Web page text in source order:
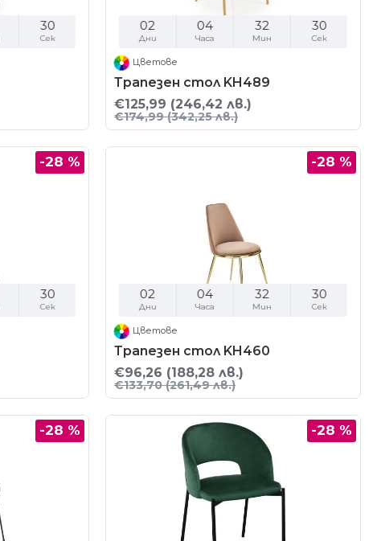
29
Сек
02
Дни
04
Часа
32
Мин
29
Сек
Цветове
Трапезен стол KH489
€125,99 (246,42 лв.)
€174,99(342,25 лв.)
-28 %
29
Сек
-28 %
02
Дни
04
Часа
32
Мин
29
Сек
Цветове
Трапезен стол KH460
€96,26 (188,28 лв.)
€133,70(261,49 лв.)
-28 % -28 %